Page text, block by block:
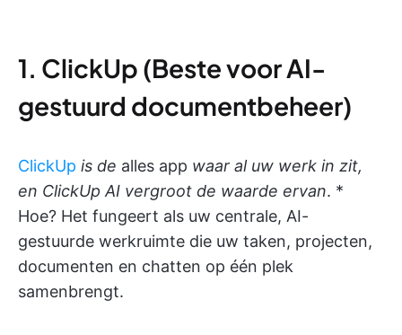
1. ClickUp (Beste voor AI-
gestuurd documentbeheer)
ClickUp is de alles app waar al uw werk in zit,
en ClickUp AI vergroot de waarde ervan. *
Hoe? Het fungeert als uw centrale, AI-
gestuurde werkruimte die uw taken, projecten,
documenten en chatten op één plek
samenbrengt.